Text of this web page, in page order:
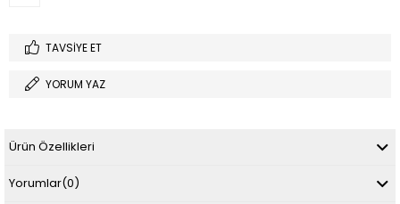
TAVSIYE ET
YORUM YAZ
Ürün Özellikleri
Yorumlar(0)